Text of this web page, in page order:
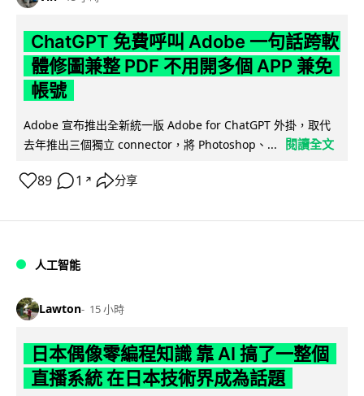
ChatGPT 免費呼叫 Adobe 一句話跨軟
體修圖兼整 PDF 不用開多個 APP 兼免
帳號
Adobe 宣布推出全新統一版 Adobe for ChatGPT 外掛，取代
去年推出三個獨立 connector，將 Photoshop、...
閱讀全文
89 1 ↗ 分享
人工智能
Lawton 15 小時
日本偶像零編程知識 靠 AI 搞了一整個
直播系統 在日本技術界成為話題